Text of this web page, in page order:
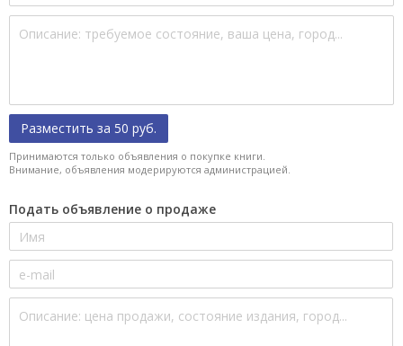
Разместить за 50 руб.
Принимаются только объявления о покупке книги.
Внимание, объявления модерируются администрацией.
Подать объявление о продаже